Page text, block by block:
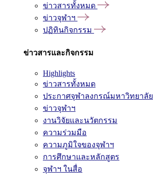
ข่าวสารทั้งหมด
ข่าวจุฬาฯ
ปฏิทินกิจกรรม
ข่าวสารและกิจกรรม
Highlights
ข่าวสารทั้งหมด
ประกาศจุฬาลงกรณ์มหาวิทยาลัย
ข่าวจุฬาฯ
งานวิจัยและนวัตกรรม
ความร่วมมือ
ความภูมิใจของจุฬาฯ
การศึกษาและหลักสูตร
จุฬาฯ ในสื่อ